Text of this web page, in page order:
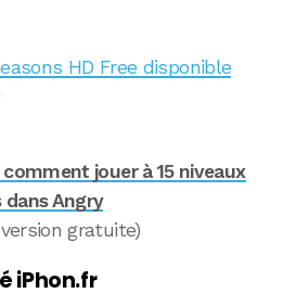
HD Free disponible
jouer à 15 niveaux
dans Angry
gratuite)
iPhon.fr